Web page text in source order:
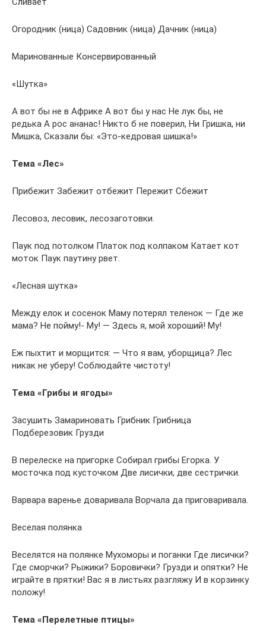
Огородник (ница) Садовник (ница) Дачник (ница)
Маринованные Консервированный
«Шутка»
А вот бы не в Африке А вот бы у нас Не лук бы, не
редька А рос ананас! Никто б не поверил, Ни Гришка, ни
Мишка, Сказали бы: «Это-кедровая шишка!»
Тема «Лес»
Прибежит Забежит отбежит Пережит Сбежит
Лесовоз, лесовик, лесозаготовки.
Паук под потолком Платок под колпаком Катает кот
моток Паук паутину рвет.
«Лесная шутка»
Между елок и сосенок Маму потерял теленок — Где же
мама? Не пойму!- Му! — Здесь я, мой хороший! Му!
Еж пыхтит и морщится: — Что я вам, уборщица? Лес
никак не уберу! Соблюдайте чистоту!
Тема «Грибы и ягоды»
Засушить Замариновать Грибник Грибница
Подберезовик Грузди
В перелеске на пригорке Собирал грибы Егорка. У
мосточка под кусточком Две лисички, две сестрички.
Варвара варенье доваривала Ворчала да приговаривала.
Веселая полянка
Веселятся на полянке Мухоморы и поганки Где лисички?
Где сморчки? Рыжики? Боровички? Грузди и опятки? Не
играйте в прятки! Вас я в листьях разгляжу И в корзинку
положу!
Тема «Перелетные птицы»